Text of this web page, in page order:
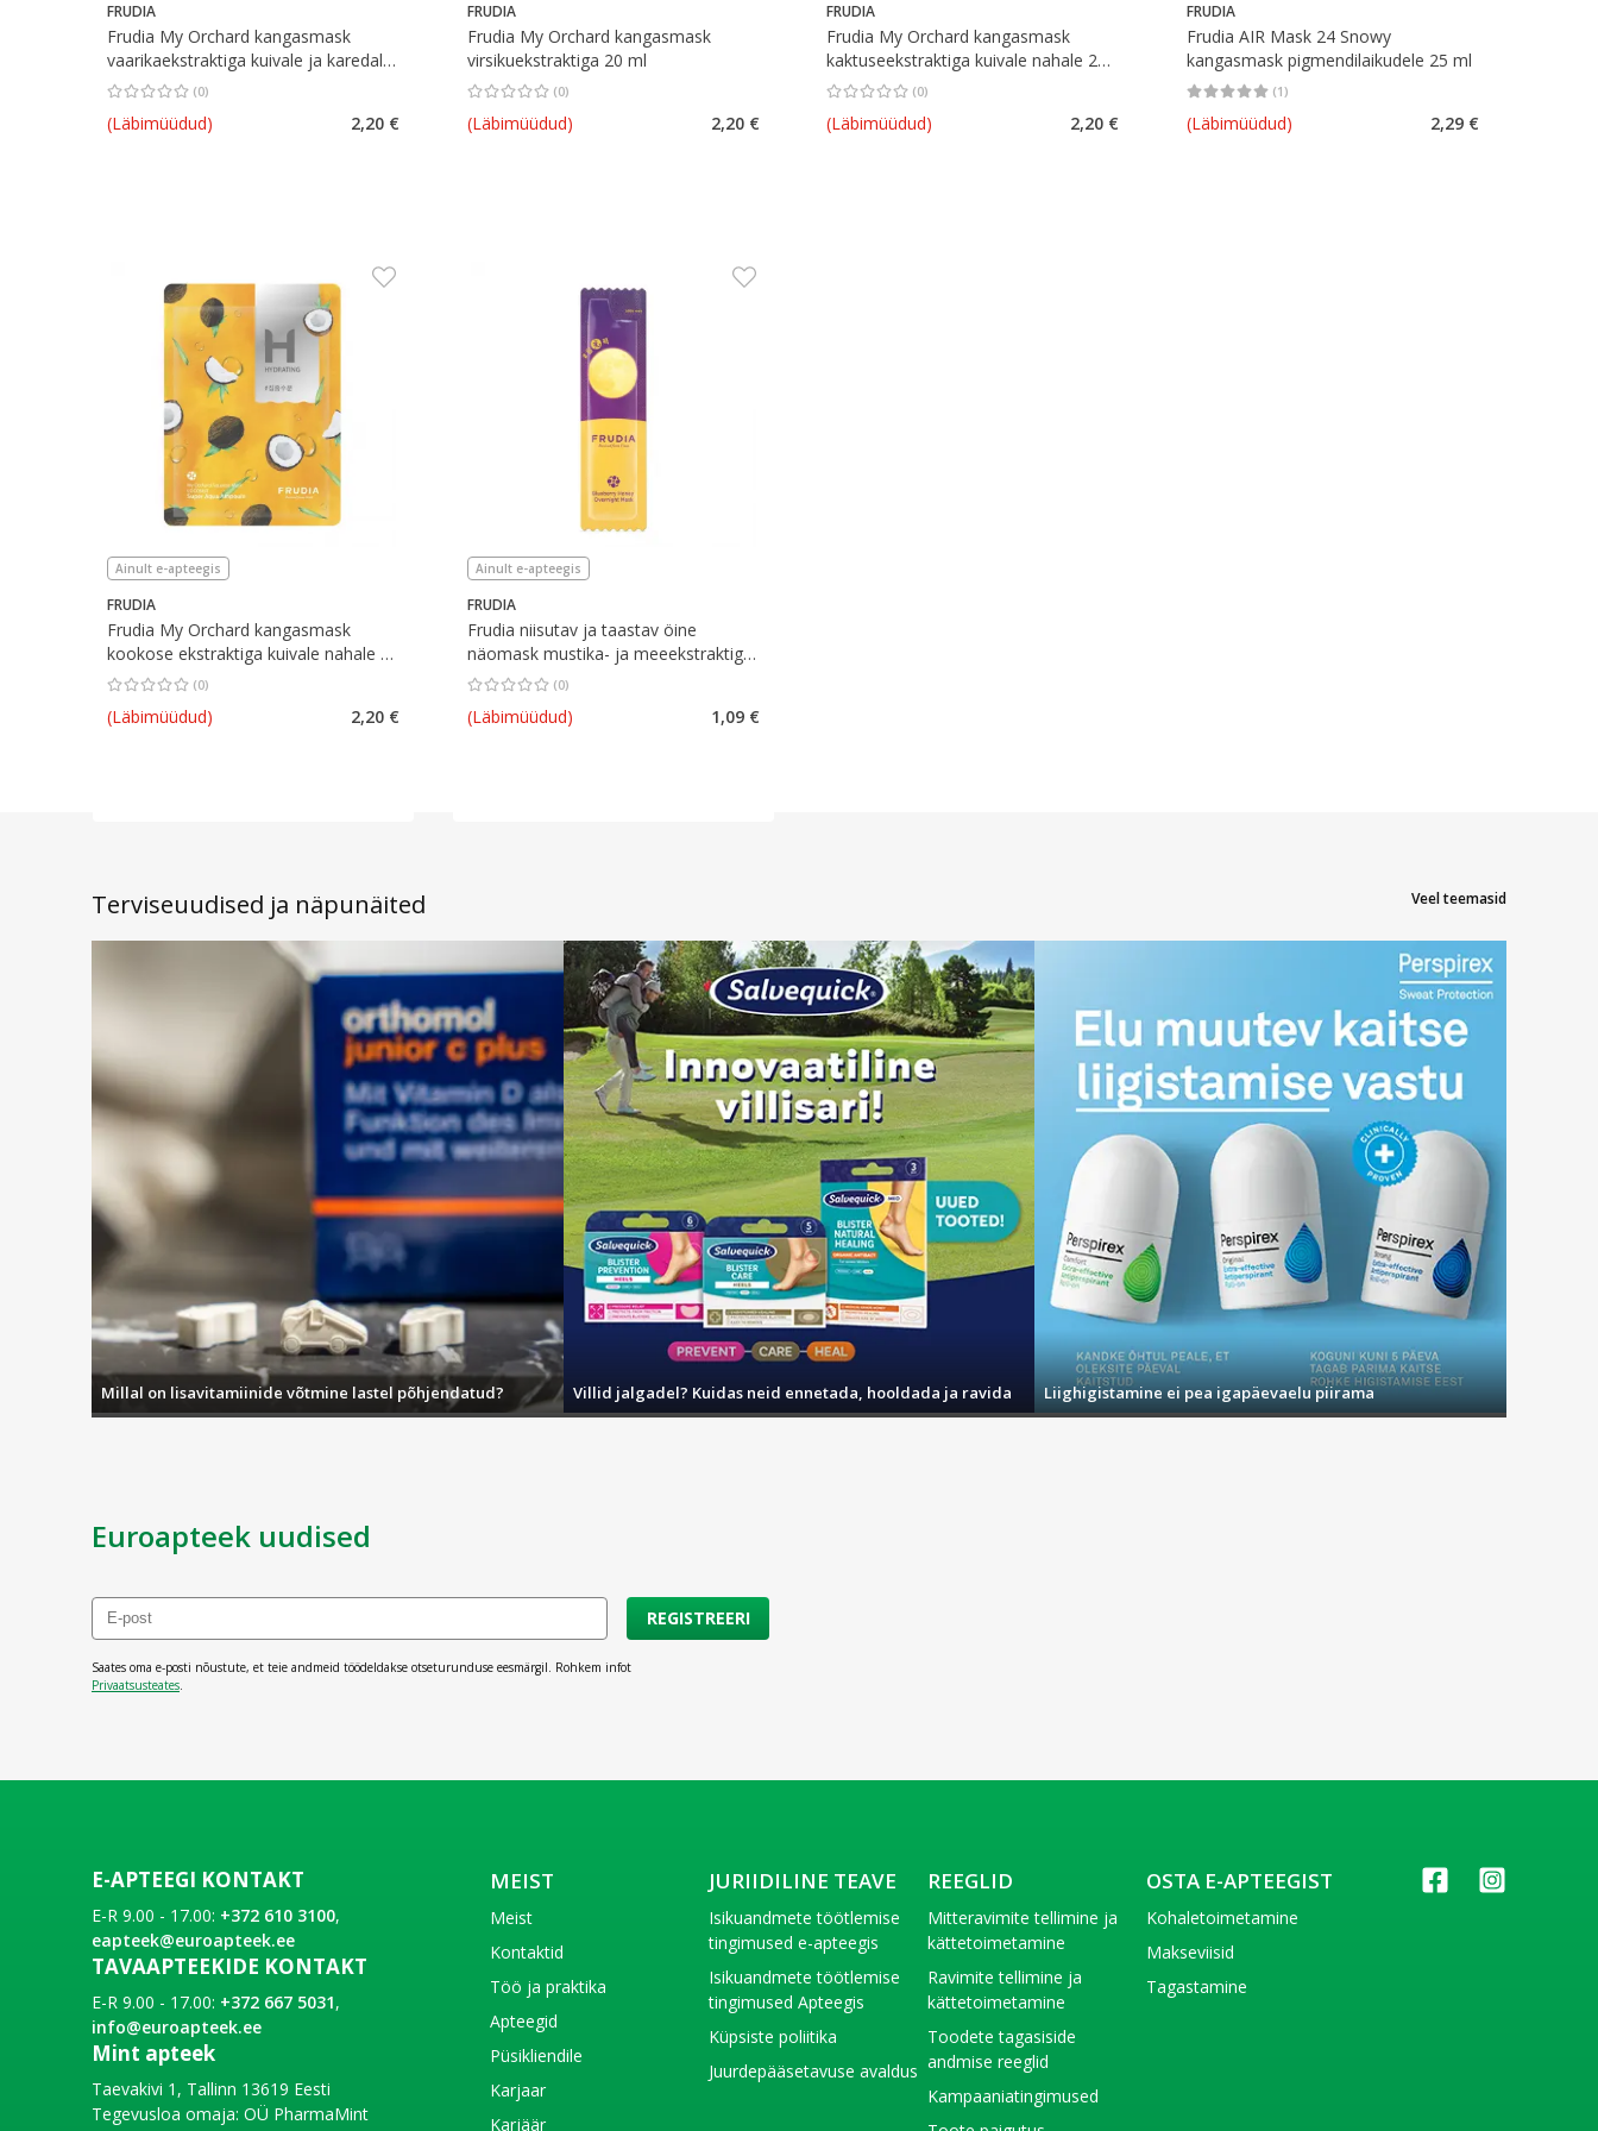
FRUDIA
Frudia My Orchard kangasmask
vaarikaekstraktiga kuivale ja karedale
nahale 20 ml
(0)
Keskmine hinnang 0.00
(Läbimüüdud) 2,20 €
FRUDIA
Frudia My Orchard kangasmask
virsikuekstraktiga 20 ml
(0)
Keskmine hinnang 0.00
(Läbimüüdud) 2,20 €
FRUDIA
Frudia My Orchard kangasmask
kaktuseekstraktiga kuivale nahale 20
ml
(0)
Keskmine hinnang 0.00
(Läbimüüdud) 2,20 €
FRUDIA
Frudia AIR Mask 24 Snowy
kangasmask pigmendilaikudele 25 ml
(1)
Keskmine hinnang 5.00
(Läbimüüdud) 2,29 €
Ainult e-apteegis
FRUDIA
Frudia My Orchard kangasmask
kookose ekstraktiga kuivale nahale 20
ml
(0)
Keskmine hinnang 0.00
(Läbimüüdud) 2,20 €
Ainult e-apteegis
FRUDIA
Frudia niisutav ja taastav öine
näomask mustika- ja meeekstraktiga
5 ml
(0)
Keskmine hinnang 0.00
(Läbimüüdud) 1,09 €
Terviseuudised ja näpunäited Veel teemasid
Millal on lisavitamiinide võtmine lastel põhjendatud? Villid jalgadel? Kuidas neid ennetada, hooldada ja ravida Liighigistamine ei pea igapäevaelu piirama
Euroapteek uudised
REGISTREERI
Saates oma e-posti nõustute, et teie andmeid töödeldakse otseturunduse eesmärgil. Rohkem infot
Privaatsusteates
E-APTEEGI KONTAKT
E-R 9.00 - 17.00: +372 610 3100,
eapteek@euroapteek.ee
TAVAAPTEEKIDE KONTAKT
E-R 9.00 - 17.00: +372 667 5031,
info@euroapteek.ee
Mint apteek
Taevakivi 1, Tallinn 13619 Eesti
Tegevusloa omaja: OÜ PharmaMint
MEIST
Meist
Kontaktid
Töö ja praktika
Apteegid
Püsikliendile
Karjaar
Karjäär
JURIIDILINE TEAVE
Isikuandmete töötlemise
tingimused e-apteegis
Isikuandmete töötlemise
tingimused Apteegis
Küpsiste poliitika
Juurdepääsetavuse avaldus
REEGLID
Mitteravimite tellimine ja
kättetoimetamine
Ravimite tellimine ja
kättetoimetamine
Toodete tagasiside
andmise reeglid
Kampaaniatingimused
OSTA E-APTEEGIST
Kohaletoimetamine
Makseviisid
Tagastamine